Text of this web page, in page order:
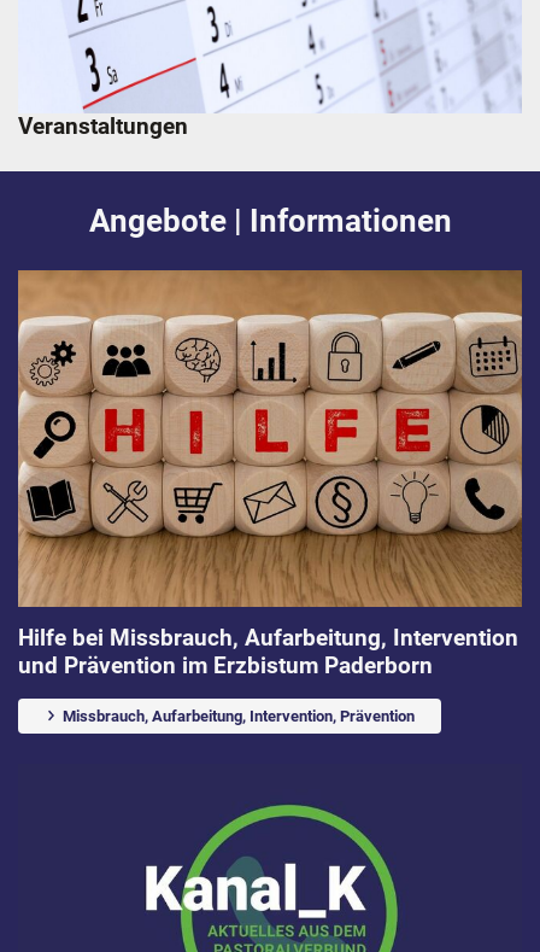
Veranstaltungen
Angebote | Informationen
Hilfe bei Missbrauch, Aufarbeitung, Intervention
und Prävention im Erzbistum Paderborn
Missbrauch, Aufarbeitung, Intervention, Prävention